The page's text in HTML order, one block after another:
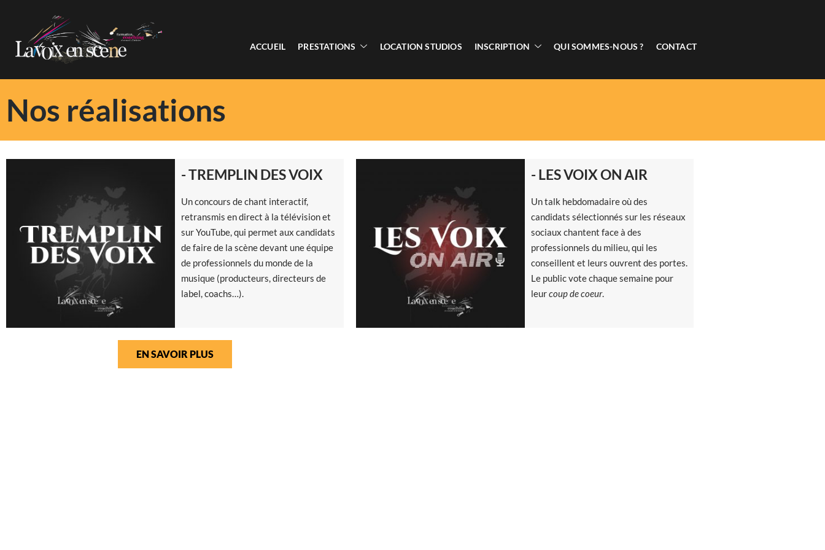
ACCUEIL PRESTATIONS LOCATION STUDIOS INSCRIPTION QUI SOMMES-NOUS ? CONTACT
Nos réalisations
- TREMPLIN DES VOIX
Un concours de chant interactif,
retransmis en direct à la télévision et
sur YouTube, qui permet aux candidats
de faire de la scène devant une équipe
de professionnels du monde de la
musique (producteurs, directeurs de
label, coachs…).
EN SAVOIR PLUS
- LES VOIX ON AIR
Un talk hebdomadaire où des
candidats sélectionnés sur les réseaux
sociaux chantent face à des
professionnels du milieu, qui les
conseillent et leurs ouvrent des portes.
Le public vote chaque semaine pour
leurcoup de coeur.